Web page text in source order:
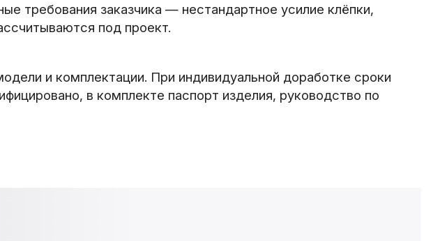
требования заказчика — нестандартное усилие клёпки,
под проект.
и комплектации. При индивидуальной доработке сроки
в комплекте паспорт изделия, руководство по